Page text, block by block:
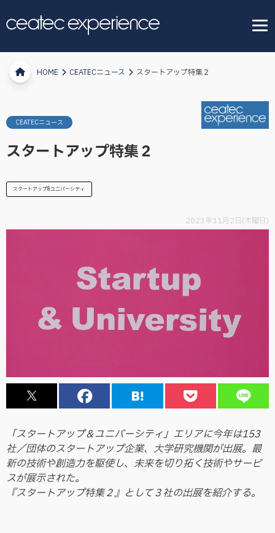
HOME CEATECニュース スタートアップ特集２
CEATECニュース
スタートアップ特集２
スタートアップ&ユニバーシティ
2023年11月2日(木曜日)
「スタートアップ＆ユニバーシティ」エリアに今年は153
社／団体のスタートアップ企業、大学研究機関が出展。最
新の技術や創造力を駆使し、未来を切り拓く技術やサービ
スが展示された。
『スタートアップ特集２』として３社の出展を紹介する。